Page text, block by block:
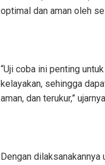
optimal dan aman oleh
“Uji coba ini penting
kelayakan, sehingga
aman, dan terukur,”
Dengan dilaksanakannya